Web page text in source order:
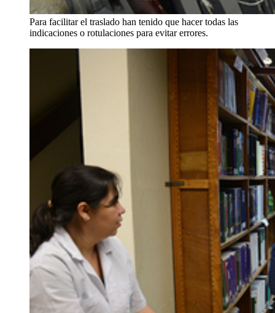
Para facilitar el traslado han tenido que hacer todas las
indicaciones o rotulaciones para evitar errores.